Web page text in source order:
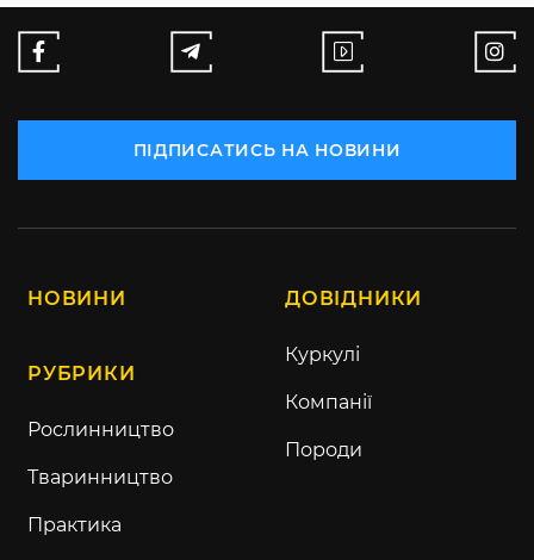
ПІДПИСАТИСЬ НА НОВИНИ
НОВИНИ
РУБРИКИ
Рослинництво
Тваринництво
Практика
ДОВІДНИКИ
Куркулі
Компанії
Породи